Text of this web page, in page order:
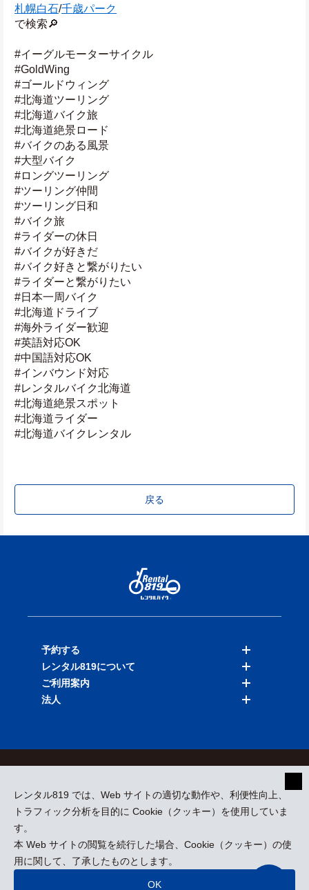
札幌白石/千歳パーク
で検索🔎
#イーグルモーターサイクル
#GoldWing
#ゴールドウィング
#北海道ツーリング
#北海道バイク旅
#北海道絶景ロード
#バイクのある風景
#大型バイク
#ロングツーリング
#ツーリング仲間
#ツーリング日和
#バイク旅
#ライダーの休日
#バイクが好きだ
#バイク好きと繋がりたい
#ライダーと繋がりたい
#日本一周バイク
#北海道ドライブ
#海外ライダー歓迎
#英語対応OK
#中国語対応OK
#インバウンド対応
#レンタルバイク北海道
#北海道絶景スポット
#北海道ライダー
#北海道バイクレンタル
戻る
レンタル819 では、Web サイトの適切な動作や、利便性向上、
トラフィック分析を目的に Cookie（クッキー）を使用していま
す。
本 Web サイトの閲覧を続行した場合、Cookie（クッキー）の使
用に関して、了承したものとします。
OK
予約する
バイクを探す
店舗を探す
レンタル819について
料金表
ご利用案内
法人
採用情報
プレスリリース
kizuki Rental Service © All Rights Reserved.